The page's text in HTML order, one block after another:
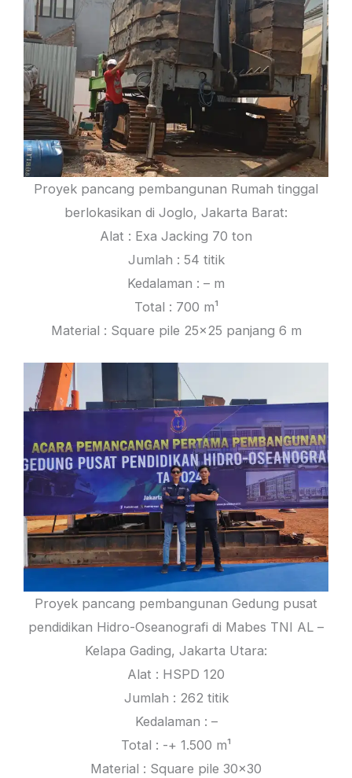
Proyek pancang pembangunan Rumah tinggal
berlokasikan di Joglo, Jakarta Barat:
Alat : Exa Jacking 70 ton
Jumlah : 54 titik
Kedalaman : – m
Total : 700 m¹
Material : Square pile 25×25 panjang 6 m
Proyek pancang pembangunan Gedung pusat
pendidikan Hidro-Oseanografi di Mabes TNI AL –
Kelapa Gading, Jakarta Utara:
Alat : HSPD 120
Jumlah : 262 titik
Kedalaman : –
Total : -+ 1.500 m¹
Material : Square pile 30×30